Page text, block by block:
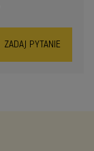
ZADAJ PYTANIE